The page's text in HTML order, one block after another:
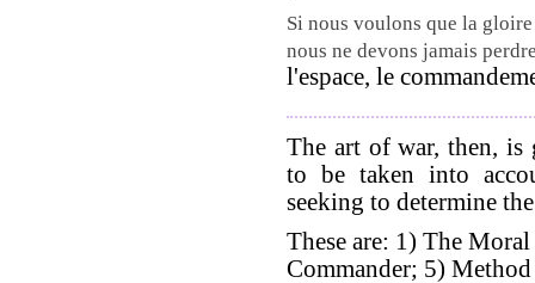
Si nous voulons que la
nous ne devons jamais
l'espace, le
The art of war, then, is
to be taken into
seeking to determine
These are: 1) The
Commander; 5)